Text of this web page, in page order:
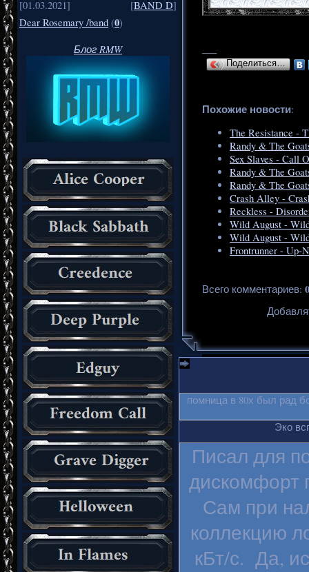
[01.03.2021]
[BAND D]
Dear Rosemary /band (0)
Блог RMW
Поделиться…
Похожие новости:
The Resistance -
Randy & The
Sex Slaves - Call
Randy & The
Randy & The
Crash Alley -
Reckless -
Wild August -
Wild August -
Frontrunner - Up-
Всего комментариев: 0
помница в 80х был рад
Эко
Писал для
дискомфорт
Сам при
коллекцию
кБт/с. Да,